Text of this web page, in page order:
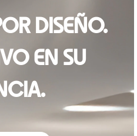
DISEÑO.
EN SU